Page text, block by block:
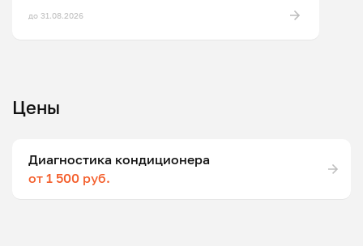
до 31.08.2026
Цены
Диагностика кондиционера
от 1 500 руб.